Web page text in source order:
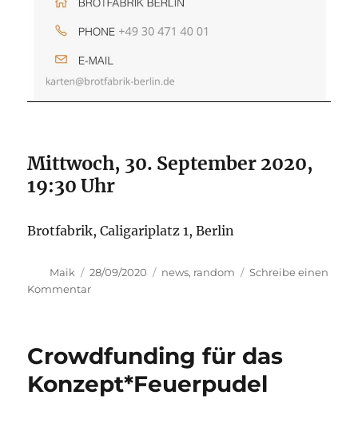
Mittwoch, 30. September 2020,
19:30 Uhr
Brotfabrik, Caligariplatz 1, Berlin
Autor
Maik
Veröffentlicht
am
28/09/2020 Kategorien
news, random
Schreibe einen
Kommentarzu
mit
&
Crowdfunding für das
Konzept*Feuerpudel